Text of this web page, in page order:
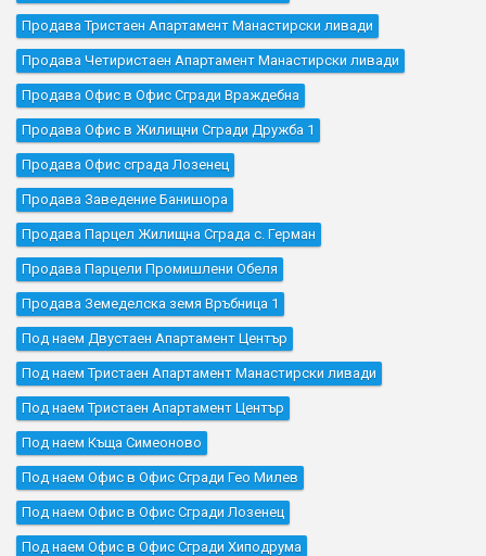
Продава Тристаен Апартамент Манастирски ливади
Продава Четиристаен Апартамент Манастирски ливади
Продава Офис в Офис Сгради Враждебна
Продава Офис в Жилищни Сгради Дружба 1
Продава Офис сграда Лозенец
Продава Заведение Банишора
Продава Парцел Жилищна Сграда с. Герман
Продава Парцели Промишлени Обеля
Продава Земеделска земя Връбница 1
Под наем Двустаен Апартамент Център
Под наем Тристаен Апартамент Манастирски ливади
Под наем Тристаен Апартамент Център
Под наем Къщa Симеоново
Под наем Офис в Офис Сгради Гео Милев
Под наем Офис в Офис Сгради Лозенец
Под наем Офис в Офис Сгради Хиподрума